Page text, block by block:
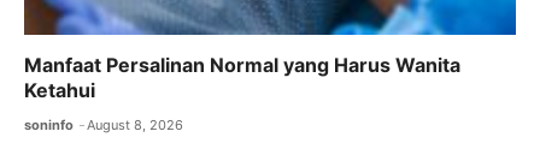
Manfaat Persalinan Normal yang Harus Wanita
Ketahui
soninfo August 8, 2026